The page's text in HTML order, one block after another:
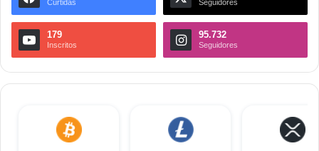
Curtidas Seguidores
179
Inscritos
95.732
Seguidores